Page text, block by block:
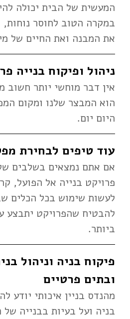
המעשית של הבית יכולה
במקרה הטוב לחוסר
את המבנה ואת החיים של
ניהול ופיקוח בנייה
אין דבר מוחשי יותר
הוא המבצר שלנו ומקום
היום יום.
עוד טיפים לבחירת
אם אתם נמצאים בשלבים
פרויקט בנייה אל הפועל,
לעשות שימוש בכל הכלים
להבטיח שהפרויקט יתבצע
ביותר.
פיקוח בניה וניהול
ובתים פרטיים
מהנדס בניין איכותי יודע
בניה ועל בעיות בבנייה